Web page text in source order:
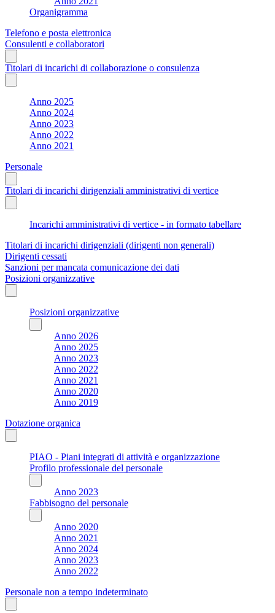
Organigramma
Telefono e posta elettronica
Consulenti e collaboratori
Titolari di incarichi di collaborazione o consulenza
Anno 2025
Anno 2024
Anno 2023
Anno 2022
Anno 2021
Personale
Titolari di incarichi dirigenziali amministrativi di vertice
Incarichi amministrativi di vertice - in formato tabellare
Titolari di incarichi dirigenziali (dirigenti non generali)
Dirigenti cessati
Sanzioni per mancata comunicazione dei dati
Posizioni organizzative
Posizioni organizzative
Anno 2026
Anno 2025
Anno 2023
Anno 2022
Anno 2021
Anno 2020
Anno 2019
Dotazione organica
PIAO - Piani integrati di attività e organizzazione
Profilo professionale del personale
Anno 2023
Fabbisogno del personale
Anno 2020
Anno 2021
Anno 2024
Anno 2023
Anno 2022
Personale non a tempo indeterminato